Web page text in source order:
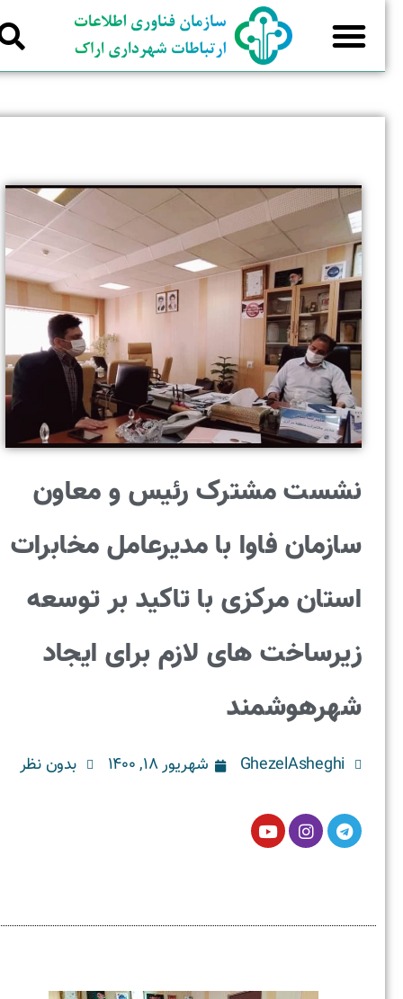
نشست مشترک رئیس و معاون
سازمان فاوا با مدیرعامل مخابرات
استان مرکزی با تاکید بر توسعه
زیرساخت های لازم برای ایجاد
شهرهوشمند
GhezelAsheghi شهریور ۱۸, ۱۴۰۰ بدون نظر